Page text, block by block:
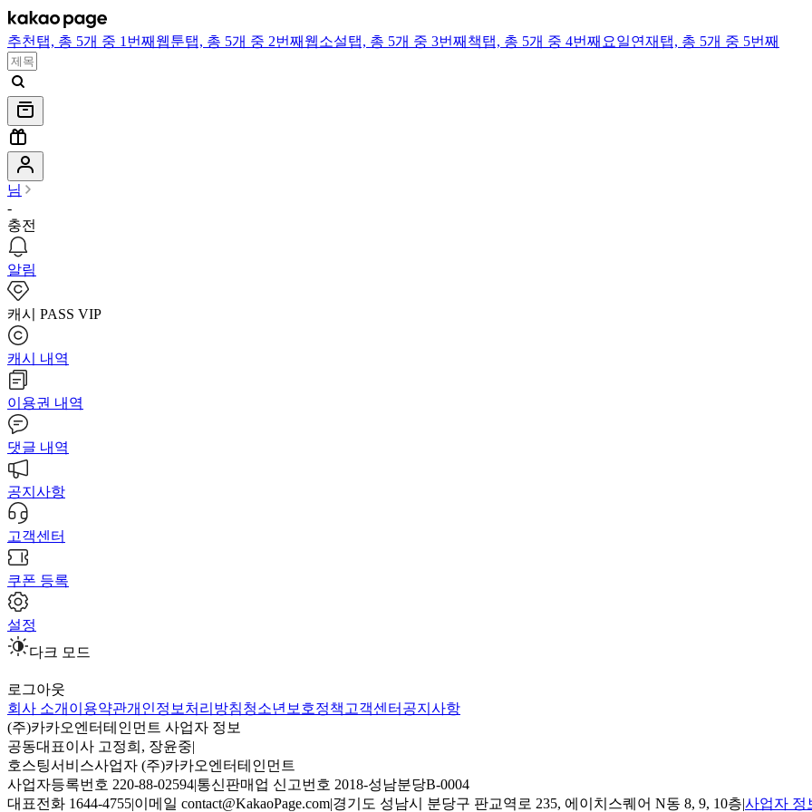
추천 탭, 총 5개 중 1번째 웹툰탭, 총 5개 중 2번째 웹소설탭, 총 5개 중 3번째 책탭, 총 5개 중 4번째 요일연재 탭, 총 5개 중 5번째
님
-
충전
알림
캐시 PASS VIP
캐시 내역
이용권 내역
댓글 내역
공지사항
고객센터
쿠폰 등록
설정
다크 모드
로그아웃
회사 소개 이용약관개인정보처리방침청소년보호정책 고객센터 공지사항
(주)카카오엔터테인먼트 사업자 정보
공동대표이사 고정희, 장윤중|
호스팅서비스사업자 (주)카카오엔터테인먼트
사업자등록번호 220-88-02594|통신판매업 신고번호 2018-성남분당B-0004
대표전화 1644-4755|이메일 contact@KakaoPage.com|경기도 성남시 분당구 판교역로 235, 에이치스퀘어 N동 8, 9, 10층|사업자 정